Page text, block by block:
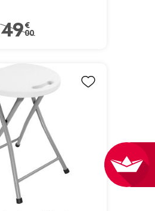
Prix remisé de 49,00 € à 39,00 €
49,00 €